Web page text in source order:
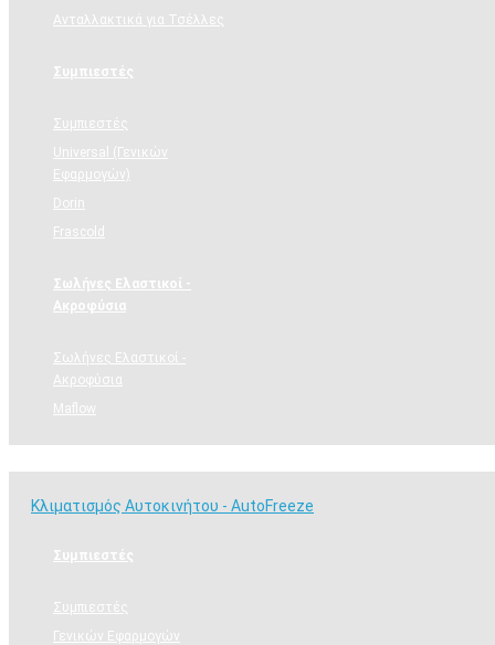
Ανταλλακτικά για Τσέλλες
Συμπιεστές
Συμπιεστές
Universal (Γενικών
Εφαρμογών)
Dorin
Frascold
Σωλήνες Ελαστικοί -
Ακροφύσια
Σωλήνες Ελαστικοί -
Ακροφύσια
Maflow
Κλιματισμός Αυτοκινήτου - AutoFreeze
Συμπιεστές
Συμπιεστές
Γενικών Εφαρμογών